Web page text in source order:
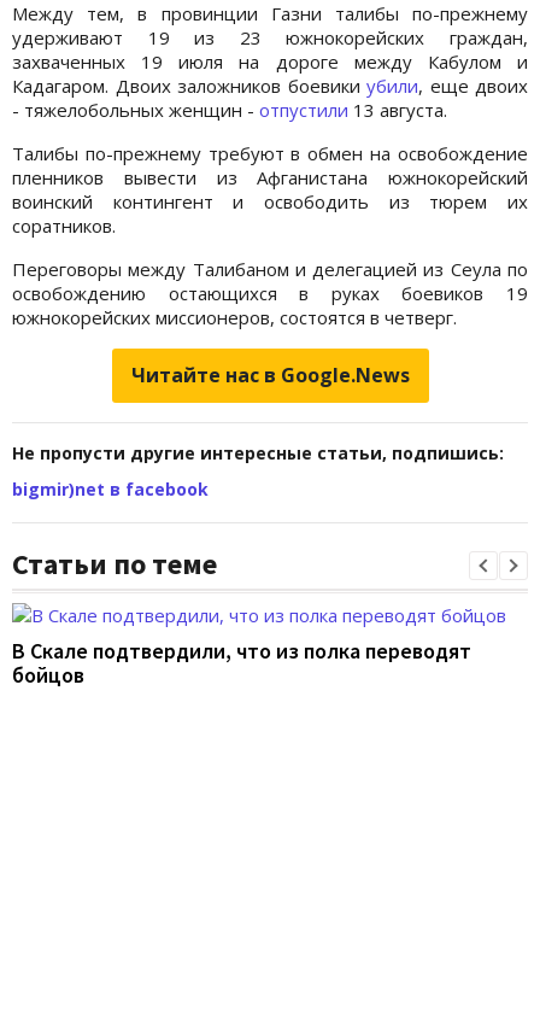
Между тем, в провинции Газни талибы по-прежнему
удерживают 19 из 23 южнокорейских граждан,
захваченных 19 июля на дороге между Кабулом и
Кадагаром. Двоих заложников боевики убили, еще двоих
- тяжелобольных женщин - отпустили 13 августа.
Талибы по-прежнему требуют в обмен на освобождение
пленников вывести из Афганистана южнокорейский
воинский контингент и освободить из тюрем их
соратников.
Переговоры между Талибаном и делегацией из Сеула по
освобождению остающихся в руках боевиков 19
южнокорейских миссионеров, состоятся в четверг.
Читайте нас в Google.News
Не пропусти другие интересные статьи, подпишись:
bigmir)net в facebook
Статьи по теме
В Скале подтвердили, что из полка переводят
бойцов